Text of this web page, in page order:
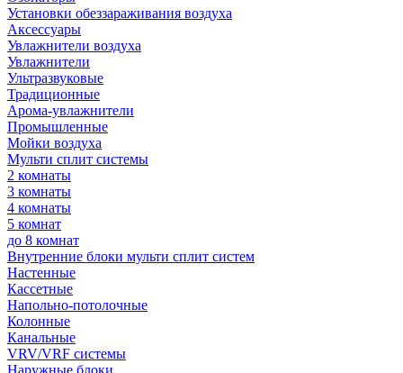
Установки обеззараживания воздуха
Аксессуары
Увлажнители воздуха
Увлажнители
Ультразвуковые
Традиционные
Арома-увлажнители
Промышленные
Мойки воздуха
Мульти сплит системы
2 комнаты
3 комнаты
4 комнаты
5 комнат
до 8 комнат
Внутренние блоки мульти сплит систем
Настенные
Кассетные
Напольно-потолочные
Колонные
Канальные
VRV/VRF системы
Наружные блоки